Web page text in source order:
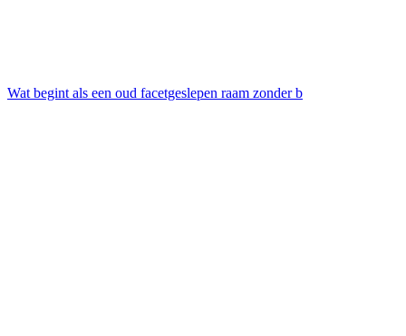
Wat begint als een oud facetgeslepen raam zonder b